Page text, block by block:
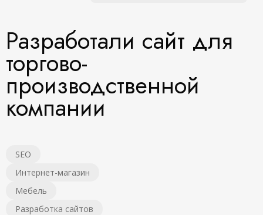
Разработали сайт для
торгово-
производственной
компании
SEO
Интернет-магазин
Мебель
Разработка сайтов